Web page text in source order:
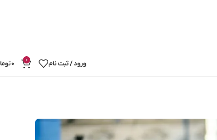
ورود / ثبت نام 0
0